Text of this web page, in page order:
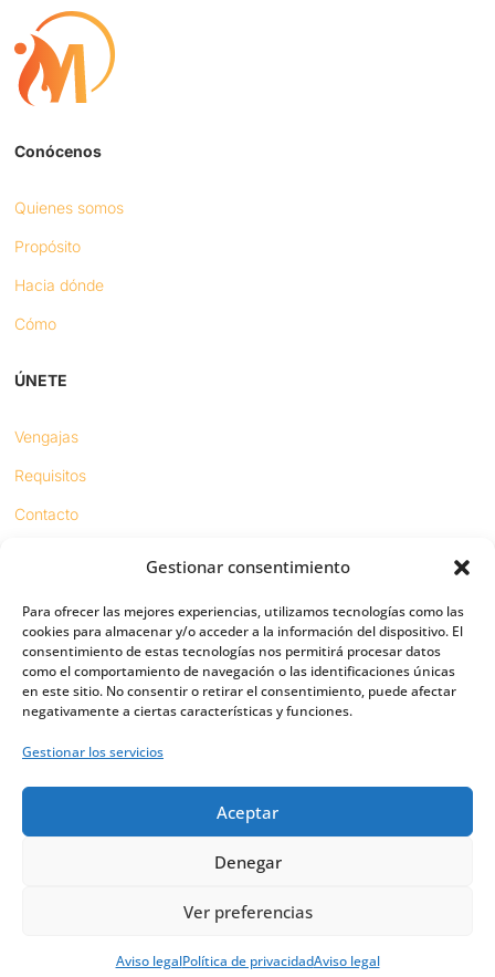
Gestionar consentimiento
Para ofrecer las mejores experiencias, utilizamos tecnologías como las
cookies para almacenar y/o acceder a la información del dispositivo. El
consentimiento de estas tecnologías nos permitirá procesar datos
como el comportamiento de navegación o las identificaciones únicas
en este sitio. No consentir o retirar el consentimiento, puede afectar
negativamente a ciertas características y funciones.
Gestionar los servicios
Aceptar
Denegar
Ver preferencias
Aviso legalPolítica de privacidadAviso legal
Conócenos
Quienes somos
Propósito
Hacia dónde
Cómo
ÚNETE
Vengajas
Requisitos
Contacto
Sínodo digital
Respeto en redes
PUENTES